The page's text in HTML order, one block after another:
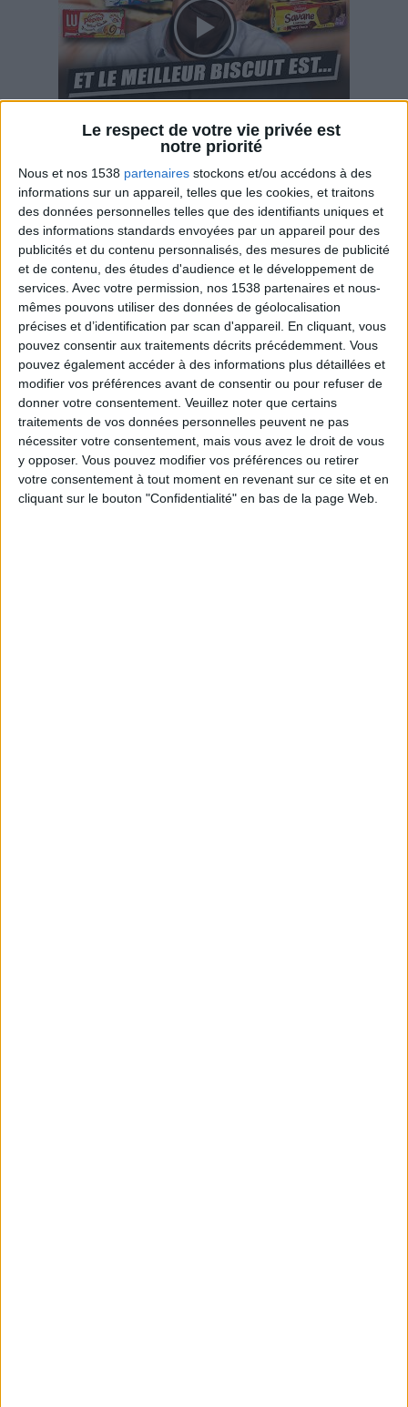
Le respect de votre vie privée est
notre priorité
Nous et nos 1538 partenaires stockons et/ou accédons à des
informations sur un appareil, telles que les cookies, et traitons
des données personnelles telles que des identifiants uniques et
des informations standards envoyées par un appareil pour des
publicités et du contenu personnalisés, des mesures de publicité
et de contenu, des études d'audience et le développement de
services. Avec votre permission, nos 1538 partenaires et nous-
mêmes pouvons utiliser des données de géolocalisation
précises et d’identification par scan d'appareil. En cliquant, vous
pouvez consentir aux traitements décrits précédemment. Vous
pouvez également accéder à des informations plus détaillées et
modifier vos préférences avant de consentir ou pour refuser de
donner votre consentement. Veuillez noter que certains
traitements de vos données personnelles peuvent ne pas
nécessiter votre consentement, mais vous avez le droit de vous
y opposer. Vous pouvez modifier vos préférences ou retirer
votre consentement à tout moment en revenant sur ce site et en
cliquant sur le bouton "Confidentialité" en bas de la page Web.
Savane, LU, Pepito, Harrys... Que valent vraiment
ces gâteaux ?
Webinaires en direct Voir tout
Peut-on remplacer la viande par des féculents ?
Consultation diététique du 05/08/2026